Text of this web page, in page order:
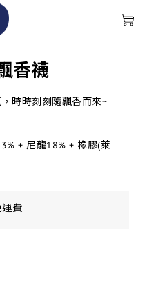
香襪
時時刻刻隨飄香而來~
+ 尼龍18% + 橡膠(萊
費